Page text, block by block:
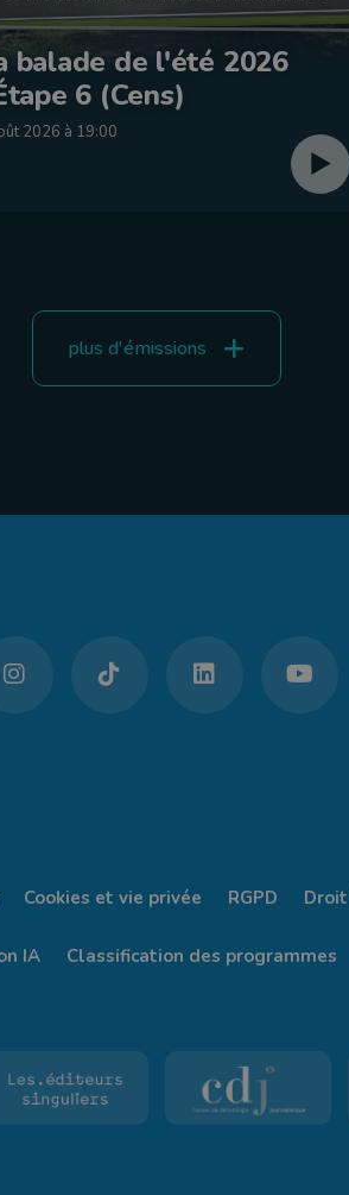
balade de l'été 2026
6 (Cens)
2026 à 19:00
plus d'émissions
Cookies et vie privée RGPD
IA Classification des programmes